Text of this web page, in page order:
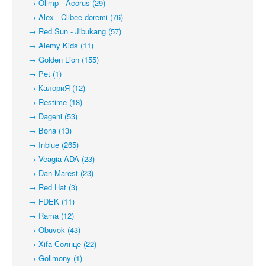
→ Olimp - Acorus (29)
→ Alex - Clibee-doremi (76)
→ Red Sun - Jibukang (57)
→ Alemy Kids (11)
→ Golden Lion (155)
→ Pet (1)
→ КалориЯ (12)
→ Restime (18)
→ Dageni (53)
→ Bona (13)
→ Inblue (265)
→ Veagia-ADA (23)
→ Dan Marest (23)
→ Red Hat (3)
→ FDEK (11)
→ Rama (12)
→ Obuvok (43)
→ Xifa-Солнце (22)
→ Gollmony (1)